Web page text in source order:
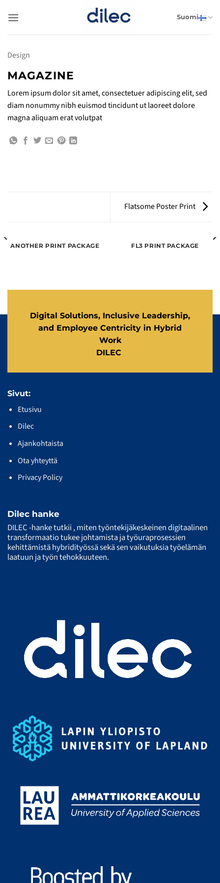
Suomi
Design
MAGAZINE
Lorem ipsum dolor sit amet, consectetuer adipiscing elit, sed
diam nonummy nibh euismod tincidunt ut laoreet dolore
magna aliquam erat volutpat
Flatsome Poster Print
ANOTHER PRINT PACKAGE FL3 PRINT PACKAGE
Digital Solutions, Inclusive Leadership,
and Employee Centricity in Hybrid
Work
DILEC
Sivut:
Etusivu
Dilec
Ajankohtaista
Ota yhteyttä
Privacy Policy
Dilec hanke
DILEC -hanke tutkii , miten työntekijäkeskeinen digitaalinen
transformaatio tukee johtamista ja työuraprosessien
kehittämistä hybridityössä sekä sen vaikutuksia työelämän
laatuun ja työn tehokkuuteen.